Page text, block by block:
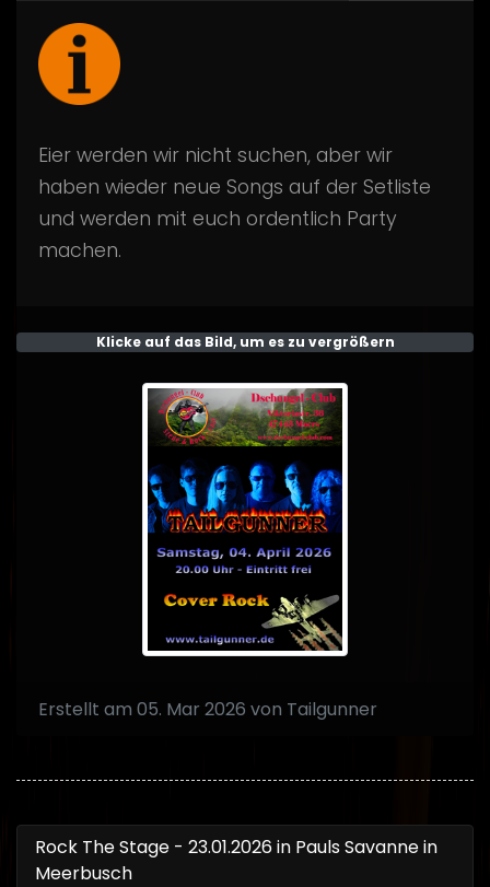
Eier werden wir nicht suchen, aber wir
haben wieder neue Songs auf der Setliste
und werden mit euch ordentlich Party
machen.
Klicke auf das Bild, um es zu vergrößern
Erstellt am 05. Mar 2026 von Tailgunner
Rock The Stage - 23.01.2026 in Pauls Savanne in
Meerbusch